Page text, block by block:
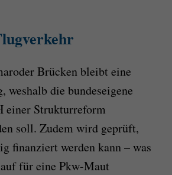
Brücken bleibt eine
weshalb die bundeseigene
einer Strukturreform
soll. Zudem wird geprüft,
finanziert werden kann – was
für eine Pkw-Maut